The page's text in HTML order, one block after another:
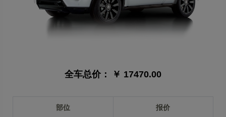
全车总价： ￥ 17470.00
部位 报价